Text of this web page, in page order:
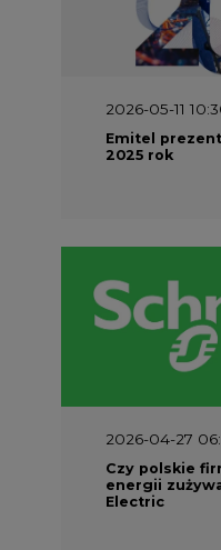
2026-05-11
Emitel
2025 rok
2026-04-27
Czy polskie
energii
Electric